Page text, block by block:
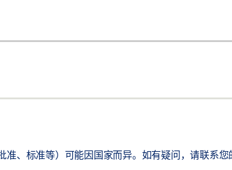
、标准等）可能因国家而异。如有疑问，请联系您